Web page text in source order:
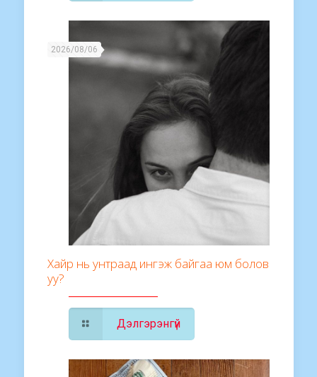
2026/08/06
Хайр нь унтраад ингэж байгаа юм болов
уу?
Дэлгэрэнгүй